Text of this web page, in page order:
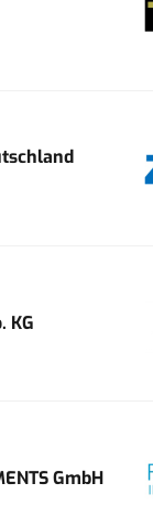
KG
GmbH